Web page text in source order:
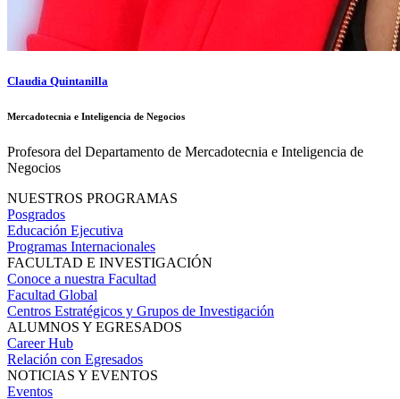
Claudia Quintanilla
Mercadotecnia e Inteligencia de Negocios
Profesora del Departamento de Mercadotecnia e Inteligencia de
Negocios
NUESTROS PROGRAMAS
Posgrados
Educación Ejecutiva
Programas Internacionales
FACULTAD E INVESTIGACIÓN
Conoce a nuestra Facultad
Facultad Global
Centros Estratégicos y Grupos de Investigación
ALUMNOS Y EGRESADOS
Career Hub
Relación con Egresados
NOTICIAS Y EVENTOS
Eventos